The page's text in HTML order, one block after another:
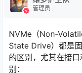
管理员
NVMe（Non-
State Drive）都是
的区别，尤其在接
别：